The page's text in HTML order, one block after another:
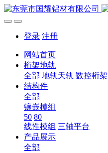
登录 注册
网站首页
桁架地轨
全部 地轨天轨 数控桁架
结构件
全部
镶嵌模组
50 80
线性模组 三轴平台
产品展示
全部